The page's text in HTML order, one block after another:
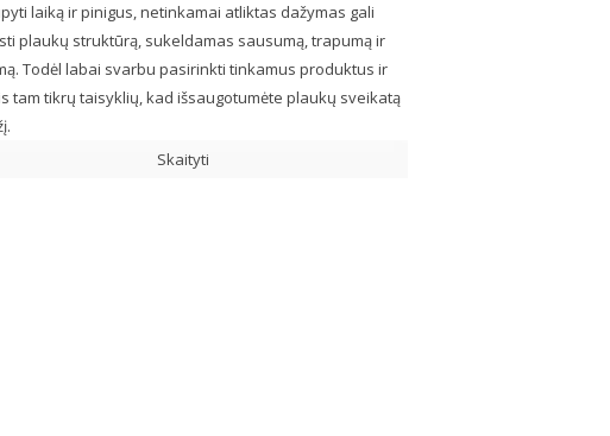
laiką ir pinigus, netinkamai atliktas dažymas gali
plaukų struktūrą, sukeldamas sausumą, trapumą ir
Todėl labai svarbu pasirinkti tinkamus produktus ir
tam tikrų taisyklių, kad išsaugotumėte plaukų sveikatą
Skaityti